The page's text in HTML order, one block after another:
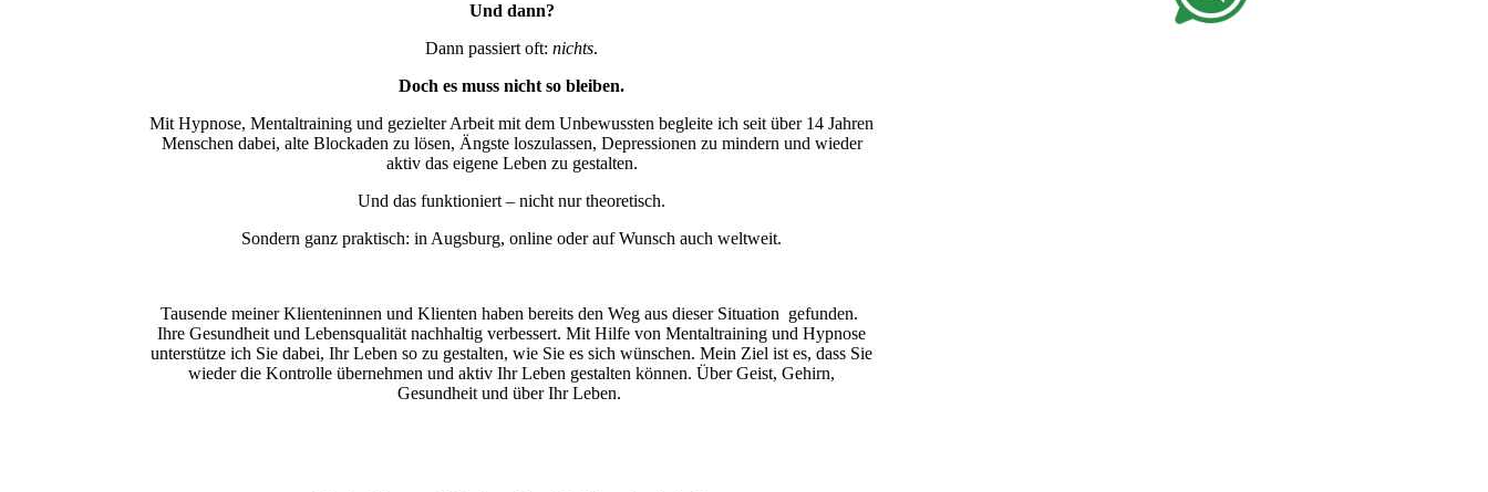
Und dann?
Dann passiert oft: nichts.
Doch es muss nicht so bleiben.
Mit Hypnose, Mentaltraining und gezielter Arbeit mit dem Unbewussten begleite ich seit über 14 Jahren
Menschen dabei, alte Blockaden zu lösen, Ängste loszulassen, Depressionen zu mindern und wieder
aktiv das eigene Leben zu gestalten.
Und das funktioniert – nicht nur theoretisch.
Sondern ganz praktisch: in Augsburg, online oder auf Wunsch auch weltweit.
Tausende meiner Klienteninnen und Klienten haben bereits den Weg aus dieser Situation gefunden.
Ihre Gesundheit und Lebensqualität nachhaltig verbessert. Mit Hilfe von Mentaltraining und Hypnose
unterstütze ich Sie dabei, Ihr Leben so zu gestalten, wie Sie es sich wünschen. Mein Ziel ist es, dass Sie
wieder die Kontrolle übernehmen und aktiv Ihr Leben gestalten können. Über Geist, Gehirn,
Gesundheit und über Ihr Leben.